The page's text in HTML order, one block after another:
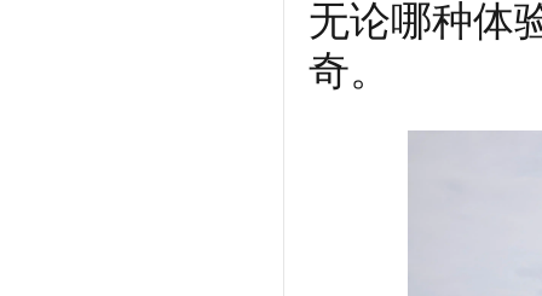
无论哪种体
奇。